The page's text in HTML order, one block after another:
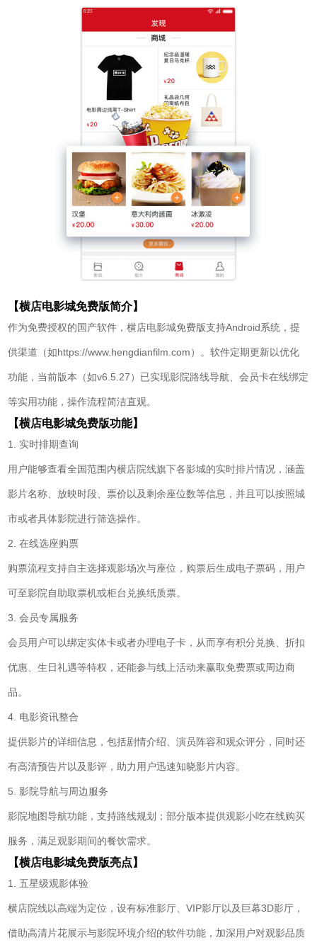
【横店电影城免费版简介】
作为免费授权的国产软件，横店电影城免费版支持Android系统，提
供渠道（如https://www.hengdianfilm.com）。软件定期更新以优化
功能，当前版本（如v6.5.27）已实现影院路线导航、会员卡在线绑定
等实用功能，操作流程简洁直观。
【横店电影城免费版功能】
1. 实时排期查询
用户能够查看全国范围内横店院线旗下各影城的实时排片情况，涵盖
影片名称、放映时段、票价以及剩余座位数等信息，并且可以按照城
市或者具体影院进行筛选操作。
2. 在线选座购票
购票流程支持自主选择观影场次与座位，购票后生成电子票码，用户
可至影院自助取票机或柜台兑换纸质票。
3. 会员专属服务
会员用户可以绑定实体卡或者办理电子卡，从而享有积分兑换、折扣
优惠、生日礼遇等特权，还能参与线上活动来赢取免费票或周边商
品。
4. 电影资讯整合
提供影片的详细信息，包括剧情介绍、演员阵容和观众评分，同时还
有高清预告片以及影评，助力用户迅速知晓影片内容。
5. 影院导航与周边服务
影院地图导航功能，支持路线规划；部分版本提供观影小吃在线购买
服务，满足观影期间的餐饮需求。
【横店电影城免费版亮点】
1. 五星级观影体验
横店院线以高端为定位，设有标准影厅、VIP影厅以及巨幕3D影厅，
借助高清片花展示与影院环境介绍的软件功能，加深用户对观影品质